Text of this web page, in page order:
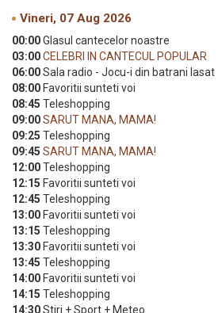
Vineri, 07 Aug 2026
00:00Glasul cantecelor noastre
03:00CELEBRI IN CANTECUL POPULAR
06:00Sala radio - Jocu-i din batrani lasat
08:00 Favoritii sunteti voi
08:45 Teleshopping
09:00SARUT MANA, MAMA!
09:25 Teleshopping
09:45 SARUT MANA, MAMA!
12:00Teleshopping
12:15 Favoritii sunteti voi
12:45 Teleshopping
13:00 Favoritii sunteti voi
13:15 Teleshopping
13:30 Favoritii sunteti voi
13:45 Teleshopping
14:00 Favoritii sunteti voi
14:15 Teleshopping
14:30Stiri + Sport + Meteo